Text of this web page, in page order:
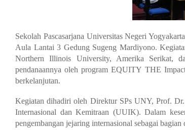
Sekolah Pascasarjana Universitas Negeri
Aula Lantai 3 Gedung Sugeng Mardiyono.
Northern Illinois University, Amerika Serikat,
pendanaannya oleh program EQUITY THE
berkelanjutan.
Kegiatan dihadiri oleh Direktur SPs UNY, Prof.
Internasional dan Kemitraan (UUIK). Dalam
pengembangan jejaring internasional sebagai